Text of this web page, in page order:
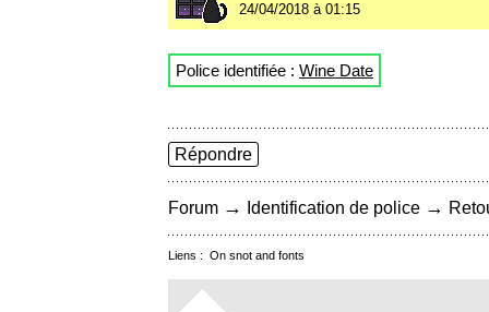
24/04/2018 à 01:15
Police identifiée : Wine Date
Répondre
Forum → Identification de police →
Liens : On snot and fonts